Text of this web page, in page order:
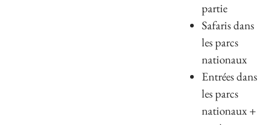
partie
Safaris dans
les parcs
nationaux
Entrées dans
les parcs
nationaux +